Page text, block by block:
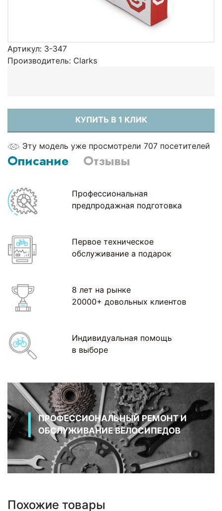
Артикул: 3-347
Производитель: Clarks
КУПИТЬ В 1 КЛИК
Эту модель уже просмотрели 707 посетителей
Описание Отзывы
Профессиональная
предпродажная подготовка
Первое техническое
обслуживание а подарок
8 лет на рынке
20000+ довольных клиентов
Индивидуальная помощь
в выборе
ПРОФЕССИОНАЛЬНЫЙ РЕМОНТ И
ОБСЛУЖИВАНИЕ ВЕЛОСИПЕДОВ
Похожие товары